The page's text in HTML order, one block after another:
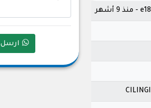
ارسل